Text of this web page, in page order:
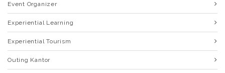
Event Organizer
Experiential Learning
Experiential Tourism
Outing Kantor